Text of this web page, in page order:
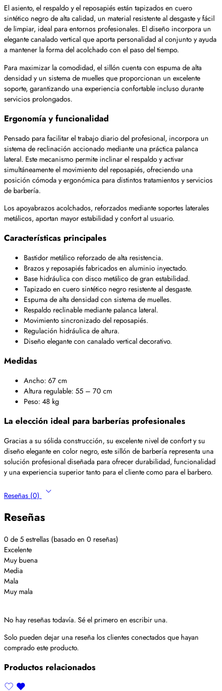
El asiento, el respaldo y el reposapiés están tapizados en cuero
sintético negro de alta calidad, un material resistente al desgaste y fácil
de limpiar, ideal para entornos profesionales. El diseño incorpora un
elegante canalado vertical que aporta personalidad al conjunto y ayuda
a mantener la forma del acolchado con el paso del tiempo.
Para maximizar la comodidad, el sillón cuenta con espuma de alta
densidad y un sistema de muelles que proporcionan un excelente
soporte, garantizando una experiencia confortable incluso durante
servicios prolongados.
Ergonomía y funcionalidad
Pensado para facilitar el trabajo diario del profesional, incorpora un
sistema de reclinación accionado mediante una práctica palanca
lateral. Este mecanismo permite inclinar el respaldo y activar
simultáneamente el movimiento del reposapiés, ofreciendo una
posición cómoda y ergonómica para distintos tratamientos y servicios
de barbería.
Los apoyabrazos acolchados, reforzados mediante soportes laterales
metálicos, aportan mayor estabilidad y confort al usuario.
Características principales
Bastidor metálico reforzado de alta resistencia.
Brazos y reposapiés fabricados en aluminio inyectado.
Base hidráulica con disco metálico de gran estabilidad.
Tapizado en cuero sintético negro resistente al desgaste.
Espuma de alta densidad con sistema de muelles.
Respaldo reclinable mediante palanca lateral.
Movimiento sincronizado del reposapiés.
Regulación hidráulica de altura.
Diseño elegante con canalado vertical decorativo.
Medidas
Ancho: 67 cm
Altura regulable: 55 – 70 cm
Peso: 48 kg
La elección ideal para barberías profesionales
Gracias a su sólida construcción, su excelente nivel de confort y su
diseño elegante en color negro, este sillón de barbería representa una
solución profesional diseñada para ofrecer durabilidad, funcionalidad
y una experiencia superior tanto para el cliente como para el barbero.
Reseñas (0)
Reseñas
0 de 5 estrellas (basado en 0 reseñas)
Excelente
Muy buena
Media
Mala
Muy mala
No hay reseñas todavía. Sé el primero en escribir una.
Solo pueden dejar una reseña los clientes conectados que hayan
comprado este producto.
Productos relacionados